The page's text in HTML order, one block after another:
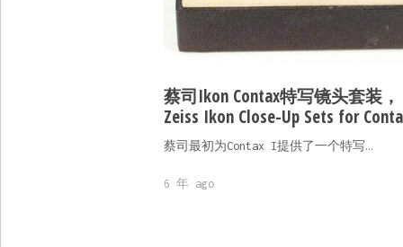
蔡司Ikon Contax特写镜头套装，
Zeiss Ikon Close-Up Sets for
蔡司最初为Contax I提供了一个特写…
6 年 ago